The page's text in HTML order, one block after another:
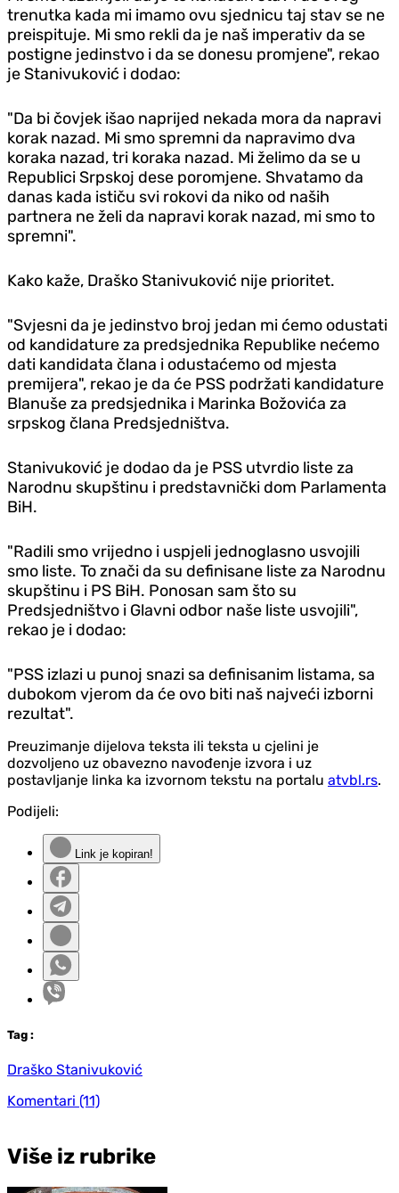
trenutka kada mi imamo ovu sjednicu taj stav se ne
preispituje. Mi smo rekli da je naš imperativ da se
postigne jedinstvo i da se donesu promjene", rekao
je Stanivuković i dodao:
"Da bi čovjek išao naprijed nekada mora da napravi
korak nazad. Mi smo spremni da napravimo dva
koraka nazad, tri koraka nazad. Mi želimo da se u
Republici Srpskoj dese poromjene. Shvatamo da
danas kada ističu svi rokovi da niko od naših
partnera ne želi da napravi korak nazad, mi smo to
spremni".
Kako kaže, Draško Stanivuković nije prioritet.
"Svjesni da je jedinstvo broj jedan mi ćemo odustati
od kandidature za predsjednika Republike nećemo
dati kandidata člana i odustaćemo od mjesta
premijera", rekao je da će PSS podržati kandidature
Blanuše za predsjednika i Marinka Božovića za
srpskog člana Predsjedništva.
Stanivuković je dodao da je PSS utvrdio liste za
Narodnu skupštinu i predstavnički dom Parlamenta
BiH.
"Radili smo vrijedno i uspjeli jednoglasno usvojili
smo liste. To znači da su definisane liste za Narodnu
skupštinu i PS BiH. Ponosan sam što su
Predsjedništvo i Glavni odbor naše liste usvojili",
rekao je i dodao:
"PSS izlazi u punoj snazi sa definisanim listama, sa
dubokom vjerom da će ovo biti naš najveći izborni
rezultat".
Preuzimanje dijelova teksta ili teksta u cjelini je
dozvoljeno uz obavezno navođenje izvora i uz
postavljanje linka ka izvornom tekstu na portalu atvbl.rs.
Podijeli:
Link je kopiran!
Tag :
Draško Stanivuković
Komentari (11)
Više iz rubrike